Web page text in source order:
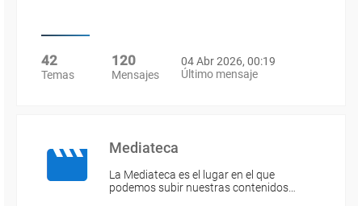
42
Temas
120
Mensajes
04 Abr 2026, 00:19
Último mensaje
Mediateca
La Mediateca es el lugar en el que
podemos subir nuestras contenidos…